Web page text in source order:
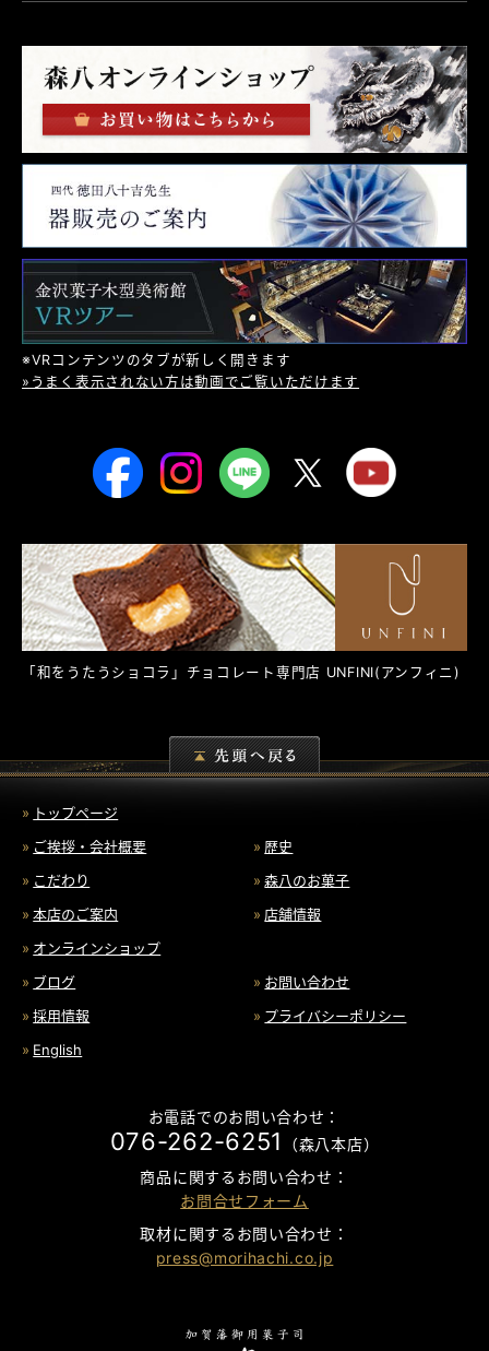
※VRコンテンツのタブが新しく開きます
»うまく表示されない方は動画でご覧いただけます
「和をうたうショコラ」チョコレート専門店 UNFINI(アンフィニ)
トップページ
ご挨拶・会社概要
歴史
こだわり
森八のお菓子
本店のご案内
店舗情報
オンラインショップ
ブログ
お問い合わせ
採用情報
プライバシーポリシー
English
お電話でのお問い合わせ：
076-262-6251
（森八本店）
商品に関するお問い合わせ：
お問合せフォーム
取材に関するお問い合わせ：
press@morihachi.co.jp